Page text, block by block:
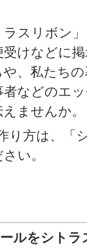
スリボン
けなどに
、私たち
者などのエ
ませんか。
り方は、「
い。
ルをシト